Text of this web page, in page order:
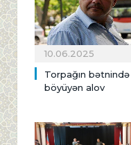
10.06.2025
Torpağın bətnində
böyüyən alov